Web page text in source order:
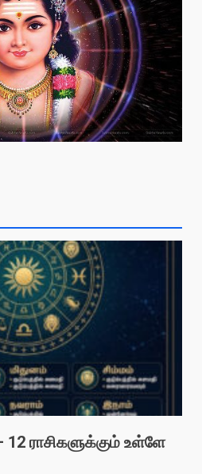
ராசிகளுக்கும் உள்ளே